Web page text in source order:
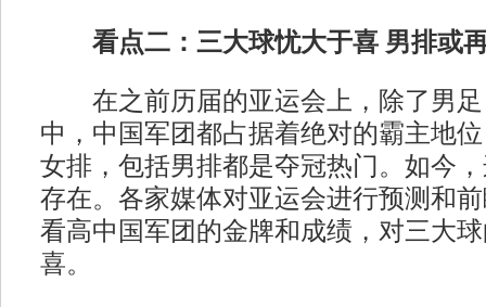
看点二：三大球忧大于喜 男排或
在之前历届的亚运会上，除了男足
中，中国军团都占据着绝对的霸主地
女排，包括男排都是夺冠热门。如今
存在。各家媒体对亚运会进行预测和
看高中国军团的金牌和成绩，对三大
喜。